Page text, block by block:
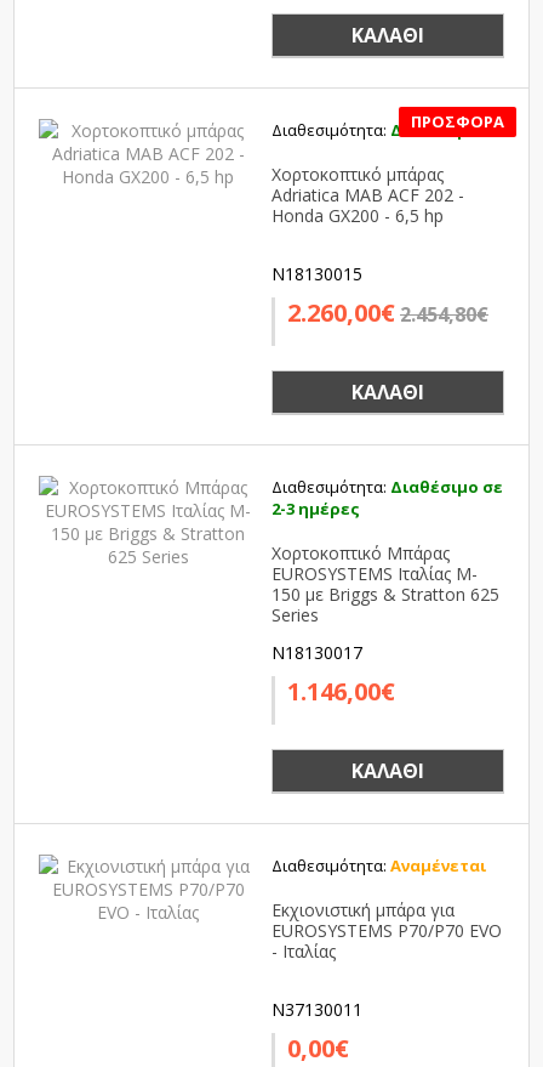
ΚΑΛΆΘΙ
Διαθεσιμότητα: Διαθέσιμο
Χορτοκοπτικό μπάρας
Adriatica MAB ACF 202 -
Honda GX200 - 6,5 hp
N18130015
2.260,00€2.454,80€
ΚΑΛΆΘΙ
Διαθεσιμότητα: Διαθέσιμο σε
2-3 ημέρες
Χορτοκοπτικό Μπάρας
EUROSYSTEMS Ιταλίας M-
150 με Briggs & Stratton 625
Series
N18130017
1.146,00€
ΚΑΛΆΘΙ
Διαθεσιμότητα: Αναμένεται
Εκχιονιστική μπάρα για
EUROSYSTEMS P70/P70 EVO
- Ιταλίας
N37130011
0,00€